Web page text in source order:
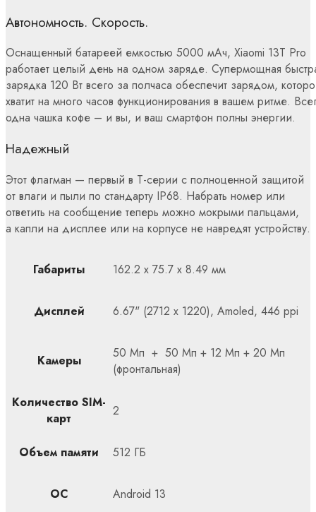
Автономность. Скорость.
Оснащенный батареей емкостью 5000 мАч, Xiaomi 13T Pro
работает целый день на одном заряде. Супермощная
зарядка 120 Вт всего за полчаса обеспечит зарядом,
хватит на много часов функционирования в вашем ритме.
одна чашка кофе – и вы, и ваш смартфон полны энергии.
Надежный
Этот флагман — первый в Т-серии с полноценной защитой
от влаги и пыли по стандарту IP68. Набрать номер или
ответить на сообщение теперь можно мокрыми пальцами,
а капли на дисплее или на корпусе не навредят устройству.
Габариты 162.2 x 75.7 x 8.49 мм
Дисплей 6.67" (2712 х 1220), Amoled, 446 ppi
Камеры
50 Мп + 50 Мп + 12 Мп + 20 Мп
(фронтальная)
Количество SIM-
карт
2
Объем памяти 512 ГБ
ОС Android 13